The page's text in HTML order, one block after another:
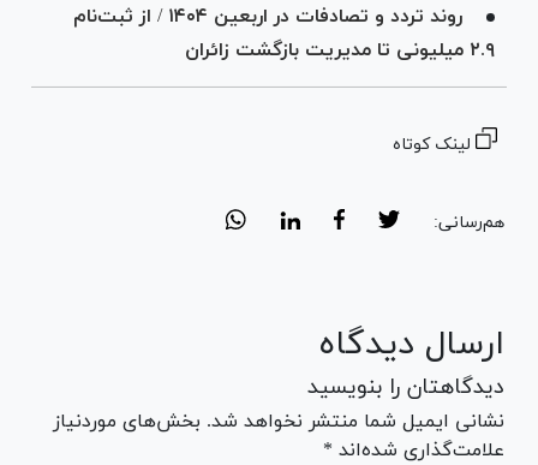
روند تردد و تصادفات در اربعین ۱۴۰۴ / از ثبت‌نام
۲.۹ میلیونی تا مدیریت بازگشت زائران
لینک کوتاه
هم‌رسانی:
ارسال دیدگاه
دیدگاهتان را بنویسید
نشانی ایمیل شما منتشر نخواهد شد. بخش‌های موردنیاز
علامت‌گذاری شده‌اند *